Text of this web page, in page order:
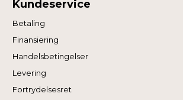
Kundeservice
Betaling
Finansiering
Handelsbetingelser
Levering
Fortrydelsesret